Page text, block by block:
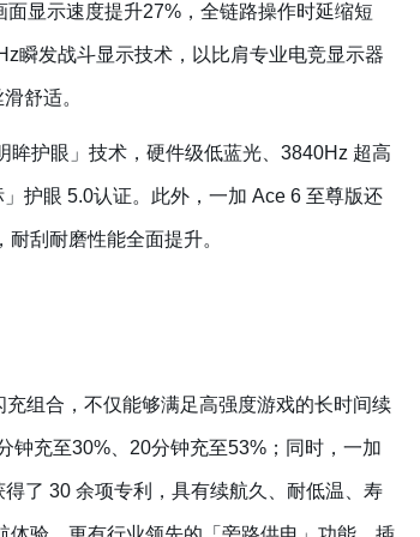
显示速度提升27%，全链路操作时延缩短
瞬发战斗显示技术，以比肩专业电竞显示器
舒适。
护眼」技术，硬件级低蓝光、3840Hz 超高
护眼 5.0认证。此外，一加 Ace 6 至尊版还
刮耐磨性能全面提升。
组合，不仅能够满足高强度游戏的长时间续
钟充至30%、20分钟充至53%；同时，一加
了 30 余项专利，具有续航久、耐低温、寿